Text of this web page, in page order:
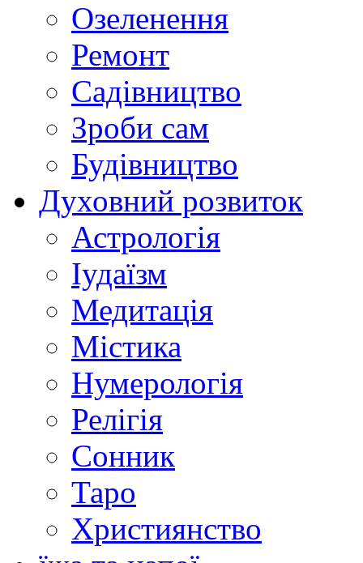
Озеленення
Ремонт
Садівництво
Зроби сам
Будівництво
Духовний розвиток
Астрологія
Іудаїзм
Медитація
Містика
Нумерологія
Релігія
Сонник
Таро
Християнство